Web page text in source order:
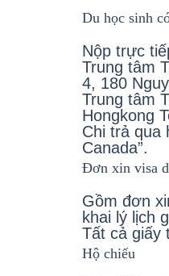
Du học sinh
Nộp trực
Trung tâm
4, 180
Trung tâm
Hongkong
Chi trả qua
Canada”.
Đơn xin visa
Gồm đơn
khai lý lịch
Tất cả giấy
Hộ chiếu